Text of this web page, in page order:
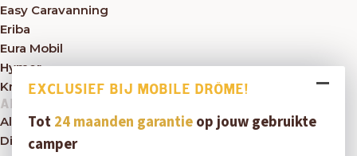
Easy Caravanning
Eriba
Eura Mobil
Hymer
Knaus
ALGEMEEN
Algemene voorwaarden
Disclaimer
EXCLUSIEF BIJ MOBILE DRÔME!
Tot24 maanden garantieop jouw gebruikte
camper